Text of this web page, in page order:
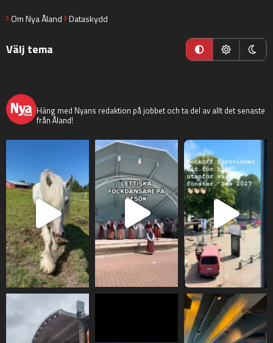
Om Nya Åland Dataskydd
Välj tema
Häng med Nyans redaktion på jobbet och ta del av allt det senaste
från Åland!